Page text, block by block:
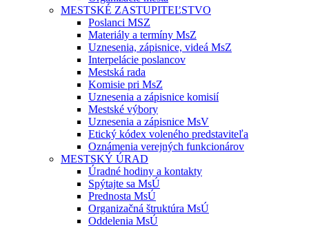
MESTSKÉ ZASTUPITEĽSTVO
Poslanci MSZ
Materiály a termíny MsZ
Uznesenia, zápisnice, videá MsZ
Interpelácie poslancov
Mestská rada
Komisie pri MsZ
Uznesenia a zápisnice komisií
Mestské výbory
Uznesenia a zápisnice MsV
Etický kódex voleného predstaviteľa
Oznámenia verejných funkcionárov
MESTSKÝ ÚRAD
Úradné hodiny a kontakty
Spýtajte sa MsÚ
Prednosta MsÚ
Organizačná štruktúra MsÚ
Oddelenia MsÚ